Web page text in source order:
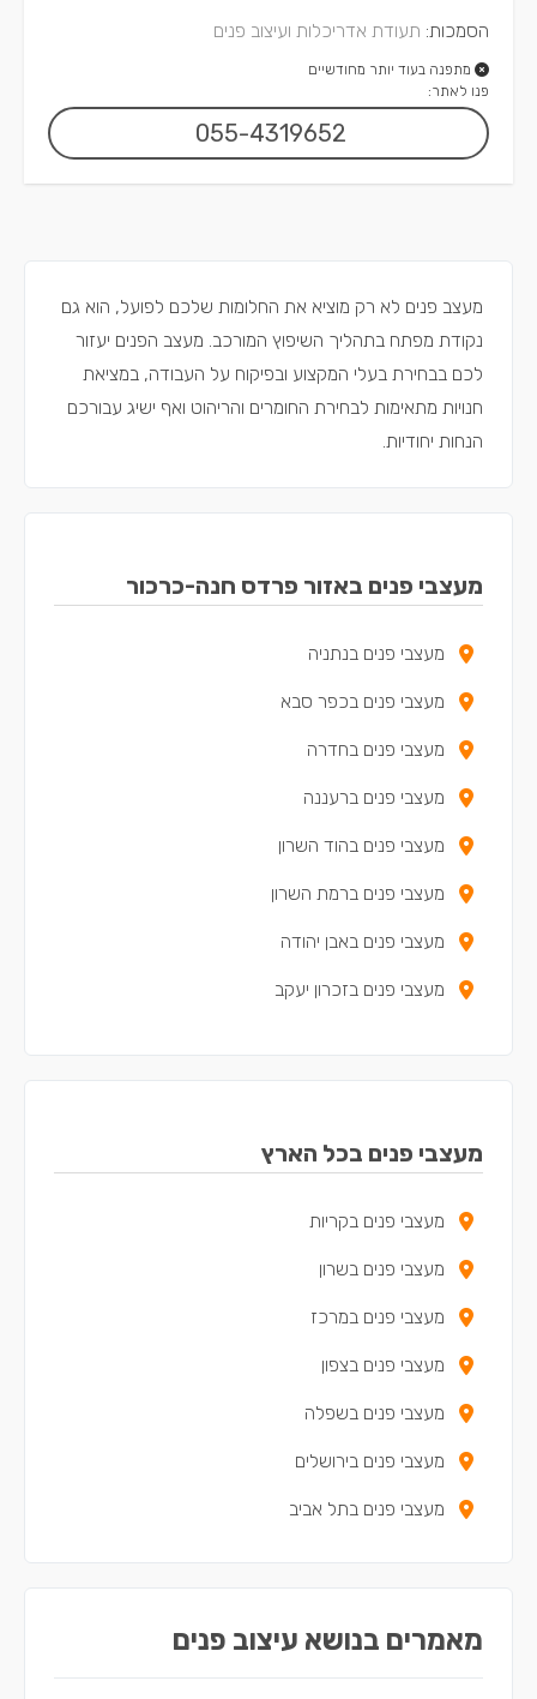
הסמכות: תעודת אדריכלות ועיצוב פנים
מתפנה בעוד יותר מחודשיים
פנו לאתר:
055-4319652
מעצב פנים לא רק מוציא את החלומות שלכם לפועל, הוא גם
נקודת מפתח בתהליך השיפוץ המורכב. מעצב הפנים יעזור
לכם בבחירת בעלי המקצוע ובפיקוח על העבודה, במציאת
חנויות מתאימות לבחירת החומרים והריהוט ואף ישיג עבורכם
הנחות יחודיות.
מעצבי פנים באזור פרדס חנה-כרכור
מעצבי פנים בנתניה
מעצבי פנים בכפר סבא
מעצבי פנים בחדרה
מעצבי פנים ברעננה
מעצבי פנים בהוד השרון
מעצבי פנים ברמת השרון
מעצבי פנים באבן יהודה
מעצבי פנים בזכרון יעקב
מעצבי פנים באריאל
מעצבי פנים באור עקיבא
מעצבי פנים בבנימינה-גבעת עדה
מעצבי פנים בתל מונד
מעצבי פנים בכוכב יאיר - צור יגאל
מעצבי פנים באלפי מנשה
מעצבי פנים בטירה
מעצבי פנים במעלה עירון
מעצבי פנים בכל הארץ
מעצבי פנים בקריות
מעצבי פנים בשרון
מעצבי פנים במרכז
מעצבי פנים בצפון
מעצבי פנים בשפלה
מעצבי פנים בירושלים
מעצבי פנים בתל אביב
מאמרים בנושא עיצוב פנים